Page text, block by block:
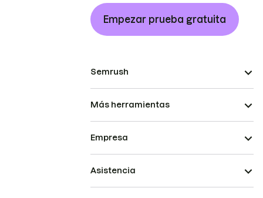
Empezar prueba gratuita
Semrush
Más herramientas
Empresa
Asistencia